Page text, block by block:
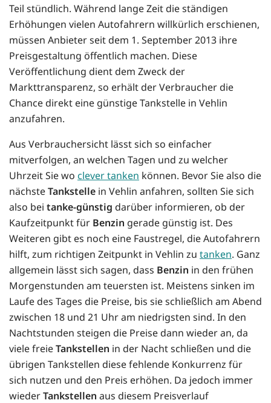
Teil stündlich. Während lange Zeit die ständigen
Erhöhungen vielen Autofahrern willkürlich erschienen,
müssen Anbieter seit dem 1. September 2013 ihre
Preisgestaltung öffentlich machen. Diese
Veröffentlichung dient dem Zweck der
Markttransparenz, so erhält der Verbraucher die
Chance direkt eine günstige Tankstelle in Vehlin
anzufahren.
Aus Verbrauchersicht lässt sich so einfacher
mitverfolgen, an welchen Tagen und zu welcher
Uhrzeit Sie wo clever tanken können. Bevor Sie also die
nächsteTankstelle in Vehlin anfahren, sollten Sie sich
also bei tanke-günstig darüber informieren, ob der
Kaufzeitpunkt für Benzin gerade günstig ist. Des
Weiteren gibt es noch eine Faustregel, die Autofahrern
hilft, zum richtigen Zeitpunkt in Vehlin zu tanken. Ganz
allgemein lässt sich sagen, dass Benzin in den frühen
Morgenstunden am teuersten ist. Meistens sinken im
Laufe des Tages die Preise, bis sie schließlich am Abend
zwischen 18 und 21 Uhr am niedrigsten sind. In den
Nachtstunden steigen die Preise dann wieder an, da
viele freieTankstellen in der Nacht schließen und die
übrigen Tankstellen diese fehlende Konkurrenz für
sich nutzen und den Preis erhöhen. Da jedoch immer
wiederTankstellen aus diesem Preisverlauf